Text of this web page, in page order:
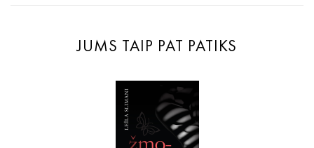
JUMS TAIP PAT PATIKS